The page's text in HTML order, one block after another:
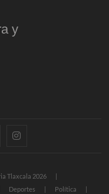
y
instagram
Tlaxcala 2026
Deportes Política